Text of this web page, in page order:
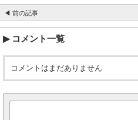
◀ 前の記事
コメント一覧
コメントはまだありません